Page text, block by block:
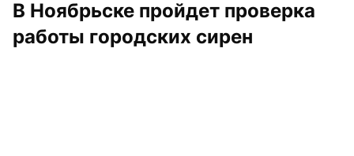
В Ноябрьске пройдет проверка
работы городских сирен